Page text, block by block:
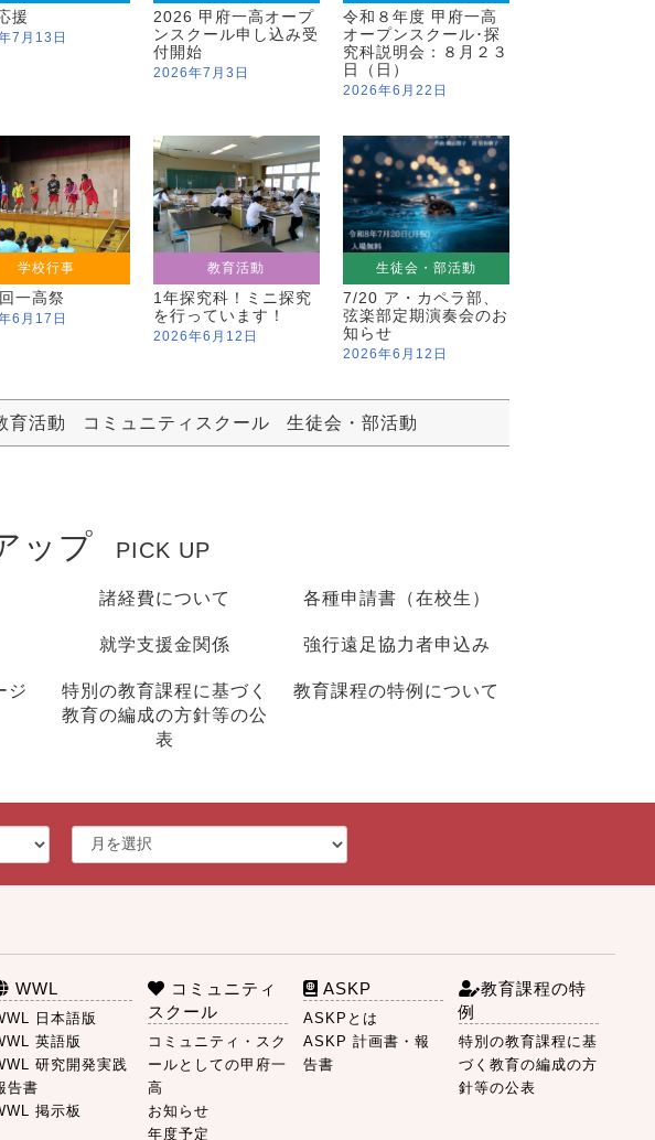
援
7月13日
2026 甲府一高オープ
ンスクール申し込み受
付開始
2026年7月3日
令和８年度 甲府一高
オープンスクール･探
究科説明会：８月２３
日（日）
2026年6月22日
学校行事
一高祭
6月17日
教育活動
1年探究科！ミニ探究
を行っています！
2026年6月12日
生徒会・部活動
7/20 ア・カペラ部、
弦楽部定期演奏会のお
知らせ
2026年6月12日
育活動 コミュニティスクール 生徒会・部活動
ップ PICK UP
諸経費について 各種申請書（在校生）
就学支援金関係 強行遠足協力者申込み
ジ
特別の教育課程に基づく
教育の編成の方針等の公
表
教育課程の特例について
WWL
日本語版
英語版
研究開発実践
告書
掲示板
コミュニティ
スクール
コミュニティ・スク
ールとしての甲府一
高
お知らせ
年度予定
ASKP
ASKPとは
ASKP 計画書・報
告書
教育課程の特
例
特別の教育課程に基
づく教育の編成の方
針等の公表